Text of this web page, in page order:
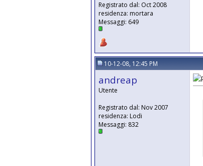
Registrato dal: Oct 2008
residenza: mortara
Messaggi: 649
10-12-08, 12:45 PM
andreap
Utente
Registrato dal: Nov 2007
residenza: Lodi
Messaggi: 832